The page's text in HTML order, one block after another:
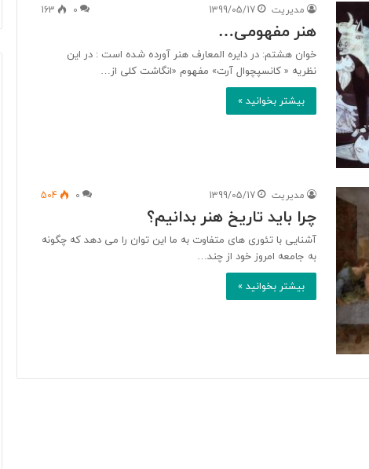
مدیریت 1399/05/17
0
163
هنر مفهومی…
خوان هشتم: در دایره المعارف هنر آورده شده است : در این
نظریه « کانسپچوال آرت» مفهوم «انگاشت کلی از…
بیشتر بخوانید »
مدیریت 1399/05/17
0
504
چرا باید تاریخ هنر بدانیم؟
آشنایی با تئوری های متفاوت به ما این توان را می دهد که چگونه
به جامعه امروز خود از چند…
بیشتر بخوانید »